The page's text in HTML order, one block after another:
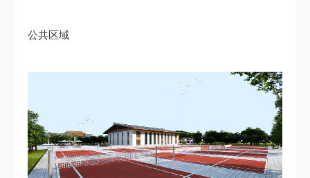
公共区域